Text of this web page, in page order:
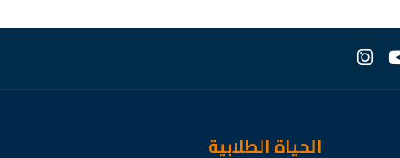
الحياة الطلابية